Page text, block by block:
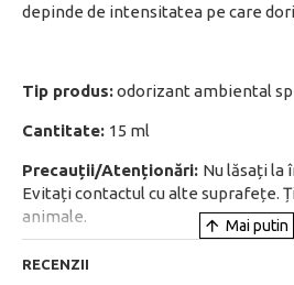
depinde de intensitatea pe care
Tip produs:odorizant ambiental
Cantitate: 15 ml
Precauții/Atenționări: Nu lăsați la
Evitați contactul cu alte suprafețe.
animale.
RECENZII